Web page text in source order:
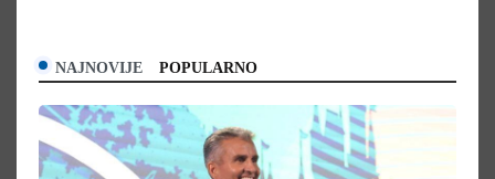
NAJNOVIJE POPULARNO